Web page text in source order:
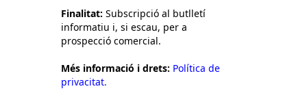
Finalitat: Subscripció al butlletí
informatiu i, si escau, per a
prospecció comercial.
Més informació i drets: Política de
privacitat.